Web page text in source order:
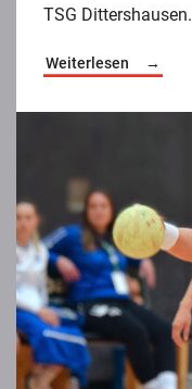
TSG Dittershausen.
Weiterlesen